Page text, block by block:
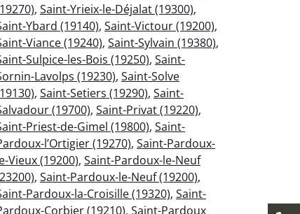
, Saint-Yrieix-le-Déjalat (19300),
Ybard (19140), Saint-Victour (19200),
Viance (19240), Saint-Sylvain (19380),
Sulpice-les-Bois (19250), Saint-
Lavolps (19230), Saint-Solve
, Saint-Setiers (19290), Saint-
(19700), Saint-Privat (19220),
Priest-de-Gimel (19800), Saint-
l’Ortigier (19270), Saint-Pardoux-
Vieux (19200), Saint-Pardoux-le-Neuf
, Saint-Pardoux-le-Neuf (19200),
Pardoux-la-Croisille (19320), Saint-
Corbier (19210), Saint-Pardoux